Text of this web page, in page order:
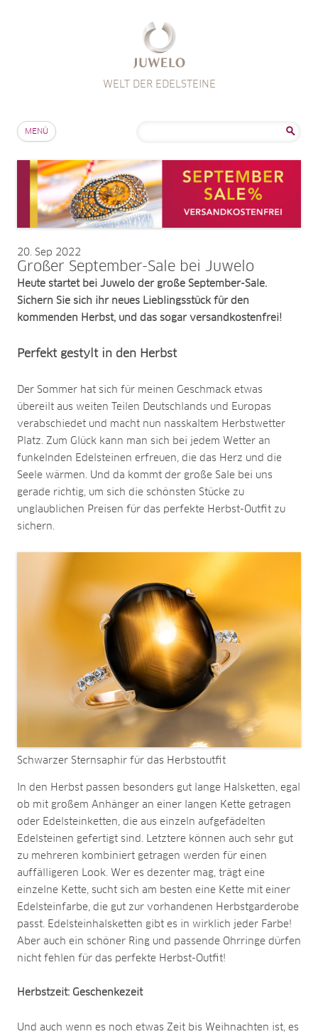
WELT DER EDELSTEINE
MENÜ
20 Sep 2022
Großer September-Sale bei Juwelo
Heute startet bei Juwelo der große September-Sale.
Sichern Sie sich ihr neues Lieblingsstück für den
kommenden Herbst, und das sogar versandkostenfrei!
Perfekt gestylt in den Herbst
Der Sommer hat sich für meinen Geschmack etwas
übereilt aus weiten Teilen Deutschlands und Europas
verabschiedet und macht nun nasskaltem Herbstwetter
Platz. Zum Glück kann man sich bei jedem Wetter an
funkelnden Edelsteinen erfreuen, die das Herz und die
Seele wärmen. Und da kommt der große Sale bei uns
gerade richtig, um sich die schönsten Stücke zu
unglaublichen Preisen für das perfekte Herbst-Outfit zu
sichern.
Schwarzer Sternsaphir für das Herbstoutfit
In den Herbst passen besonders gut lange Halsketten, egal
ob mit großem Anhänger an einer langen Kette getragen
oder Edelsteinketten, die aus einzeln aufgefädelten
Edelsteinen gefertigt sind. Letztere können auch sehr gut
zu mehreren kombiniert getragen werden für einen
auffälligeren Look. Wer es dezenter mag, trägt eine
einzelne Kette, sucht sich am besten eine Kette mit einer
Edelsteinfarbe, die gut zur vorhandenen Herbstgarderobe
passt. Edelsteinhalsketten gibt es in wirklich jeder Farbe!
Aber auch ein schöner Ring und passende Ohrringe dürfen
nicht fehlen für das perfekte Herbst-Outfit!
Herbstzeit: Geschenkezeit
Und auch wenn es noch etwas Zeit bis Weihnachten ist, es